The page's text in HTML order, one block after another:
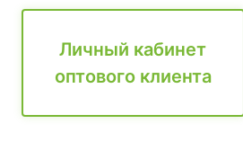
Личный кабинет
оптового клиента